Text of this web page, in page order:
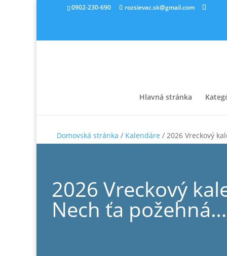
0902-230-690 rozsievac.sk@gmail.com
Hlavná stránka
Domovská stránka / Kalendáre / 2026 Vreckový
2026 Vreckový
Nech ťa